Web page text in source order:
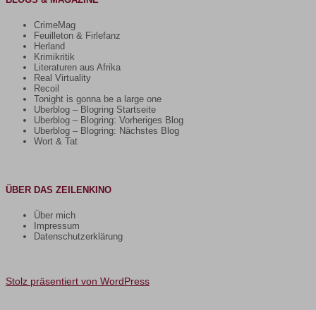
CrimeMag
Feuilleton & Firlefanz
Herland
Krimikritik
Literaturen aus Afrika
Real Virtuality
Recoil
Tonight is gonna be a large one
Uberblog – Blogring Startseite
Uberblog – Blogring: Vorheriges Blog
Uberblog – Blogring: Nächstes Blog
Wort & Tat
ÜBER DAS ZEILENKINO
Über mich
Impressum
Datenschutzerklärung
Stolz präsentiert von WordPress